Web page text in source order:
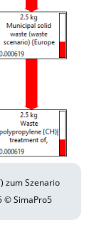
zum Szenario
© SimaPro5